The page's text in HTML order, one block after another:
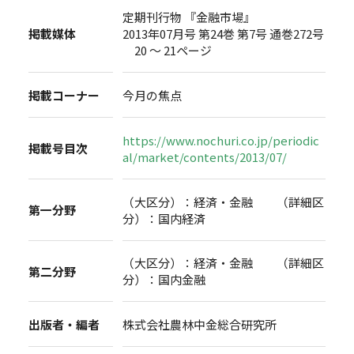
掲載媒体
定期刊行物 『金融市場』
2013年07月号 第24巻 第7号 通巻272号
20 ～ 21ページ
掲載コーナー 今月の焦点
掲載号目次
https://www.nochuri.co.jp/periodic
al/market/contents/2013/07/
第一分野
（大区分）：経済・金融 （詳細区
分）：国内経済
第二分野
（大区分）：経済・金融 （詳細区
分）：国内金融
出版者・編者 株式会社農林中金総合研究所